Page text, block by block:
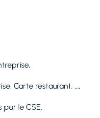
Carte restaurant, ...,
par le CSE.